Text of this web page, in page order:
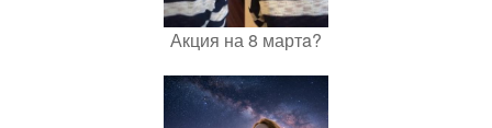
Акция на 8 мартa?